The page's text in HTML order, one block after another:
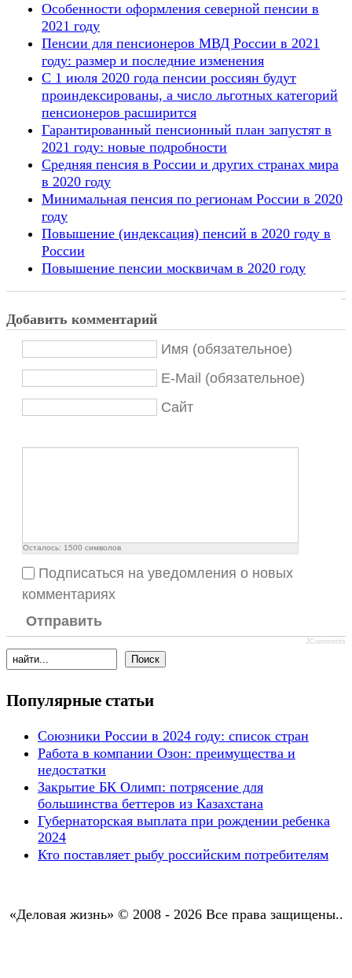
Особенности оформления северной пенсии в
2021 году
Пенсии для пенсионеров МВД России в 2021
году: размер и последние изменения
С 1 июля 2020 года пенсии россиян будут
проиндексированы, а число льготных категорий
пенсионеров расширится
Гарантированный пенсионный план запустят в
2021 году: новые подробности
Средняя пенсия в России и других странах мира
в 2020 году
Минимальная пенсия по регионам России в 2020
году
Повышение (индексация) пенсий в 2020 году в
России
Повышение пенсии москвичам в 2020 году
Добавить комментарий
Имя (обязательное)
E-Mail (обязательное)
Сайт
Осталось: 1500 символов
Подписаться на уведомления о новых
комментариях
Отправить
JComments
Популярные статьи
Союзники России в 2024 году: список стран
Работа в компании Озон: преимущества и
недостатки
Закрытие БК Олимп: потрясение для
большинства беттеров из Казахстана
Губернаторская выплата при рождении ребенка
2024
Кто поставляет рыбу российским потребителям
«Деловая жизнь» © 2008 - 2026 Все права защищены..